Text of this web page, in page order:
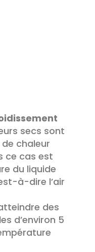
secs sont
chaleur
ce cas est
du liquide
à-dire l’air
des
d’environ 5